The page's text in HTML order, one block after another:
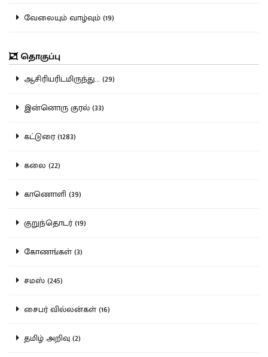
வேலையும் வாழ்வும் (19)
தொகுப்பு
ஆசிரியரிடமிருந்து... (29)
இன்னொரு குரல் (33)
கட்டுரை (1283)
கலை (22)
காணொளி (39)
குறுந்தொடர் (19)
கோணங்கள் (3)
சமஸ் (245)
சைபர் வில்லன்கள் (16)
தமிழ் அறிவு (2)